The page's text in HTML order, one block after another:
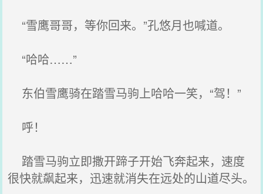
“雪鹰哥哥，等你回来。”孔悠月也喊道。
“哈哈……”
东伯雪鹰骑在踏雪马驹上哈哈一笑，“驾！”
呼！
踏雪马驹立即撒开蹄子开始飞奔起来，速度
很快就飙起来，迅速就消失在远处的山道尽头。